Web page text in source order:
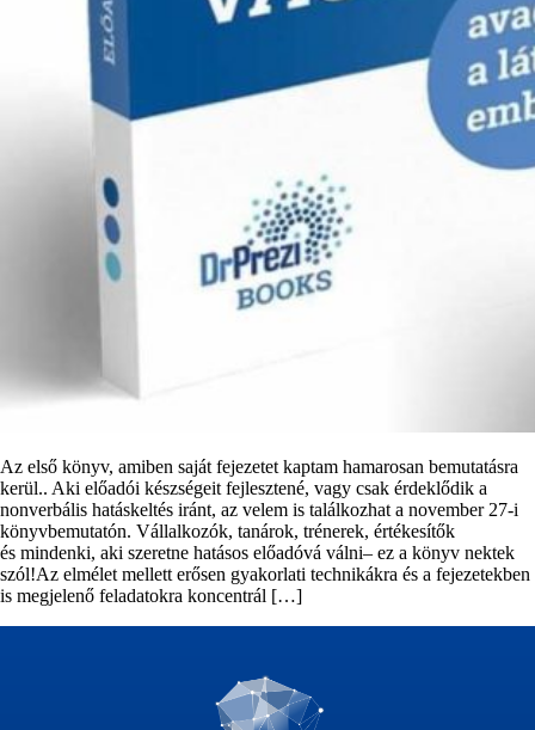
Az első könyv, amiben saját fejezetet kaptam hamarosan bemutatásra
kerül.. Aki előadói készségeit fejlesztené, vagy csak érdeklődik a
nonverbális hatáskeltés iránt, az velem is találkozhat a november 27-i
könyvbemutatón. Vállalkozók, tanárok, trénerek, értékesítők
és mindenki, aki szeretne hatásos előadóvá válni– ez a könyv nektek
szól!Az elmélet mellett erősen gyakorlati technikákra és a fejezetekben
is megjelenő feladatokra koncentrál […]